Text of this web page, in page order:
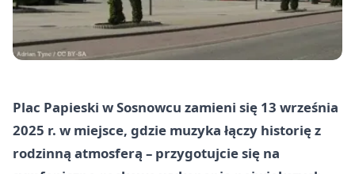
Plac Papieski w Sosnowcu zamieni się 13 września
2025 r. w miejsce, gdzie muzyka łączy historię z
rodzinną atmosferą – przygotujcie się na